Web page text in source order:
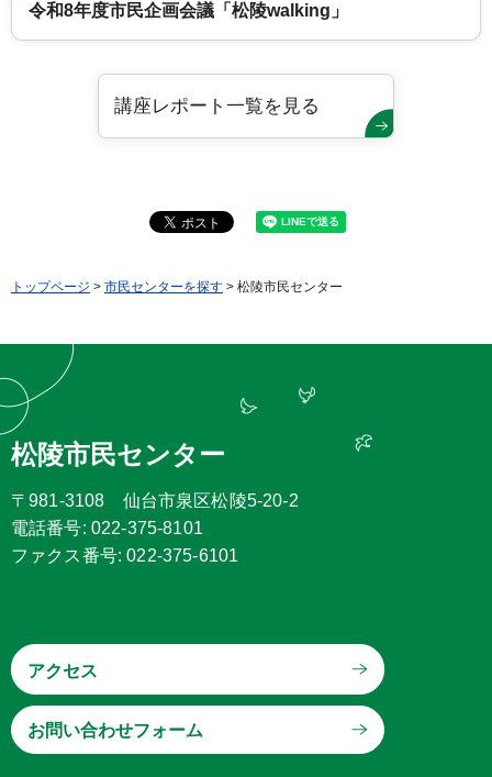
令和8年度市民企画会議「松陵walking」
講座レポート一覧を見る
トップページ > 市民センターを探す > 松陵市民センター
松陵市民センター
〒981-3108 仙台市泉区松陵5-20-2
電話番号: 022-375-8101
ファクス番号: 022-375-6101
アクセス